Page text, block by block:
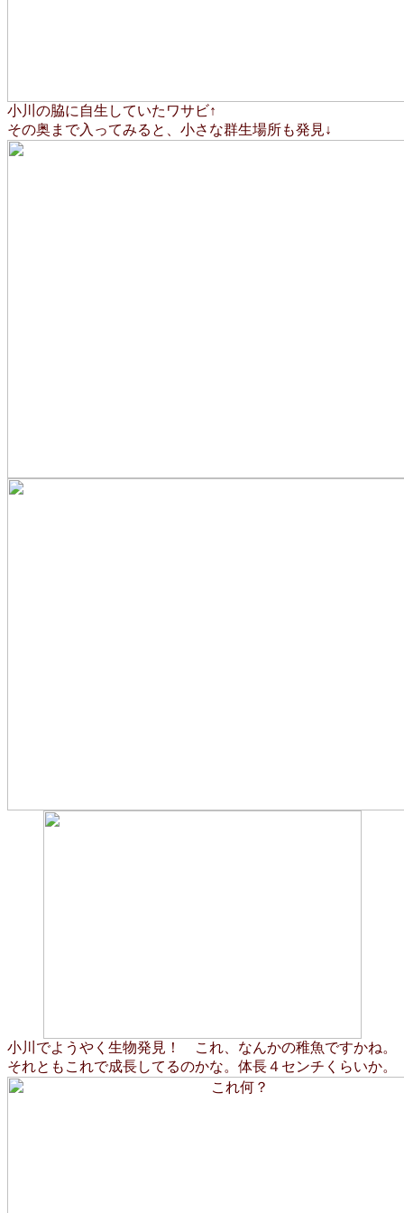
小川の脇に自生していたワサビ↑
その奥まで入ってみると、小さな群生場所も発見↓
小川でようやく生物発見！ これ、なんかの稚魚ですかね。
それともこれで成長してるのかな。体長４センチくらいか。